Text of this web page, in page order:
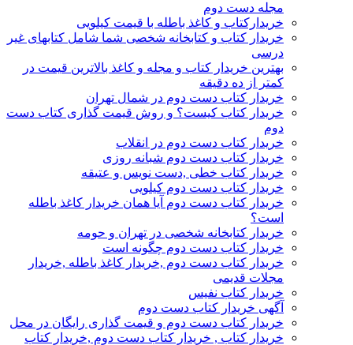
مجله دست دوم
خریدارکتاب و کاغذ باطله با قیمت کیلویی
خریدار کتاب و کتابخانه شخصی شما شامل کتابهای غیر
درسی
بهترین خریدار کتاب و مجله و کاغذ بالاترین قیمت در
کمتر از ده دقیقه
خریدار کتاب دست دوم در شمال تهران
خریدار کتاب کیست؟ و روش قیمت گذاری کتاب دست
دوم
خریدار کتاب دست دوم در انقلاب
خریدار کتاب دست دوم شبانه روزی
خریدار کتاب خطی ,دست نویس و عتیقه
خریدار کتاب دست دوم کیلویی
خریدار کتاب دست دوم آیا همان خریدار کاغذ باطله
است؟
خریدار کتابخانه شخصی در تهران و حومه
خریدار کتاب دست دوم چگونه است
خریدار کتاب دست دوم ,خریدار کاغذ باطله ,خریدار
مجلات قدیمی
خریدار کتاب نفیس
آگهی خریدار کتاب دست دوم
خریدار کتاب دست دوم و قیمت گذاری رایگان در محل
خریدار کتاب , خریدار کتاب دست دوم ,خریدار کتاب